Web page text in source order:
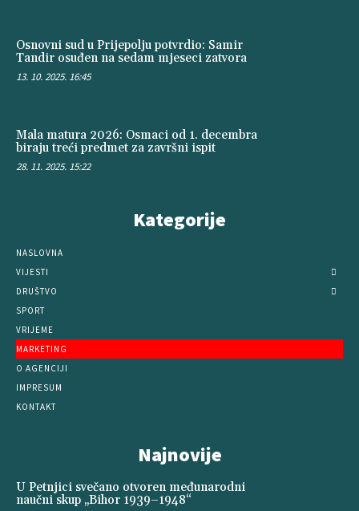
Osnovni sud u Prijepolju potvrdio: Samir
Tandir osuđen na sedam mjeseci zatvora
13. 10. 2025. 16:45
Mala matura 2026: Osmaci od 1. decembra
biraju treći predmet za završni ispit
28. 11. 2025. 15:22
Kategorije
NASLOVNA
VIJESTI
DRUŠTVO
SPORT
VRIJEME
MARKETING
O AGENCIJI
IMPRESUM
KONTAKT
Najnovije
U Petnjici svečano otvoren međunarodni
naučni skup „Bihor 1939–1948“